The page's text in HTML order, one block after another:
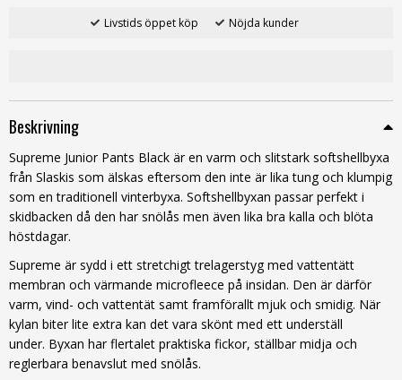
Livstids öppet köp Nöjda kunder
Beskrivning
Supreme Junior Pants Black är en varm och slitstark softshellbyxa
från Slaskis som älskas eftersom den inte är lika tung och klumpig
som en traditionell vinterbyxa. Softshellbyxan passar perfekt i
skidbacken då den har snölås men även lika bra kalla och blöta
höstdagar.
Supreme är sydd i ett stretchigt trelagerstyg med vattentätt
membran och värmande microfleece på insidan. Den är därför
varm, vind- och vattentät samt framförallt mjuk och smidig. När
kylan biter lite extra kan det vara skönt med ett underställ
under. Byxan har flertalet praktiska fickor, ställbar midja och
reglerbara benavslut med snölås.